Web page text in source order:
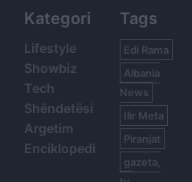
Kategori
Lifestyle
Showbiz
Tech
Shëndetësi
Argetim
Enciklopedi
Tags
Edi Rama
Albania
News
Ilir Meta
Piranjat
gazeta,